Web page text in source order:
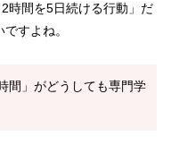
時間を5日続ける行動」だ
すよね。
間」がどうしても専門学